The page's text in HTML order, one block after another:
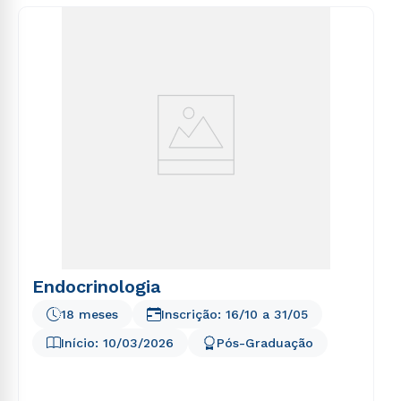
Endocrinologia
Início: 10/03/2026
18 meses
Pós-Graduação
Inscrição: 16/10 a 31/05